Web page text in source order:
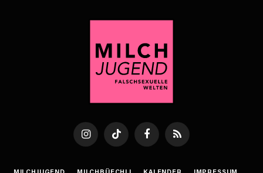
InstagramTikTok FacebookRSS